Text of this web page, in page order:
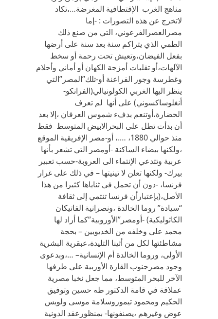
مناهج الغرب الإقتطافية المغرضة…،تكاد
لاتخرج عن هذه التصورات : -إما
مصرالعصرالفرعوني، التي من صنع ذلك
الطمي الذي يتراكم سنة بعد سنة على أرضها
بفعل الفيضان،وتعيش تحت رحمة أو سخط
الآلهات،أو تقلبات أمزجة الكهان أو أماني وأحلام
وغطرسة وجور الفراعنة أو-تلك”المصر”التي
ينظر اليها الغربي الكولونيالي(الفرانكو-
أنغلوساكسوني) على أنها لم تعرف
الحضارة،أوتنعم بدفء شموس العرفان ،إلا بعد
أن بدأت تطل على البحرالابيض المتوسط فقط
منذ حوالي 1880، ….، أو-مصر الإفريقية الموقع
،ولكنها بيضاء الساكنة -أومصر التي تشعر بأنها
عربية وتتدعي الإنتماء الى العروبة-حسب تعبير
بيرك- ولكنها تعلن لا تينيتها – في ذلك على غرار
فرنسا، -دون أن تحمل في ثناياها كثيرا من هذا
الأصل،(بإعتبارأن فرنسا تنتمي إلى ثقافة
“سيادة” روما الخالدة ،ونصرانية الفاتيكان
الكاثوليكية) -أومصر”الأوروبية”كما أراد لها
محمد على وخلفه من الخديويين – بحجة
مشاطئتها لكل من أثينا التليدة،عبقرية البشرية
الأولى، وروما الخالدة أم الإنسانية– …،وبدعوى
وجود مصرجنوب القارة الأوربية على طرفها
الآخر للبحر المتوسط، مما جعل نخبا مصرية
عملاقة في قامة الدكتور طه حسين وتوفيق
الحكيم ومحمود تيموروسلامة موسى ولويس
عوض وغيرهم ،يصنفونها- بمنظورعقد الدونية